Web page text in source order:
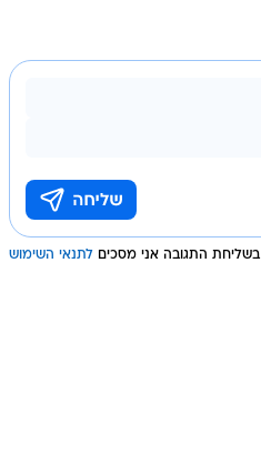
בשליחת התגובה אני מסכים לתנאי השימוש